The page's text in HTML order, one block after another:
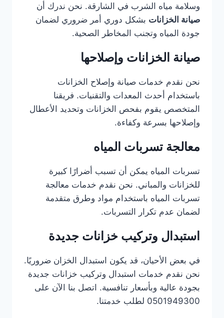
وسلامة مياه الشرب في الشارقة. نحن ندرك أن
صيانة الخزانات بشكل دوري أمر ضروري لضمان
جودة المياه وتجنب المخاطر الصحية.
صيانة الخزانات وإصلاحها
نحن نقدم خدمات صيانة وإصلاح الخزانات
باستخدام أحدث المعدات والتقنيات. فريقنا
المتخصص يقوم بفحص الخزانات وتحديد الأعطال
وإصلاحها بسرعة وكفاءة.
معالجة تسربات المياه
تسربات المياه يمكن أن تسبب أضرارًا كبيرة
للخزانات والمباني. نحن نقدم خدمات معالجة
تسربات المياه باستخدام مواد وطرق متقدمة
لضمان عدم تكرار التسربات.
استبدال وتركيب خزانات جديدة
في بعض الأحيان، قد يكون استبدال الخزان ضروريًا.
نحن نقدم خدمات استبدال وتركيب خزانات جديدة
بجودة عالية وبأسعار تنافسية. اتصل بنا الآن على
0501949300 لطلب خدمتنا.